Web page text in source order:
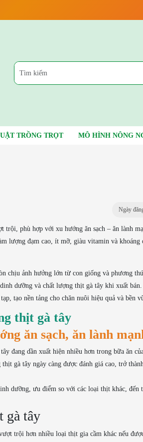
TRỒNG TRỌT MÔ HÌNH NÔNG
Ngày
phù hợp với xu hướng ăn sạch – ăn lành
lượng đạm cao, ít mỡ, giàu vitamin và khoáng
chịu ảnh hưởng lớn từ con giống và phương
dưỡng và chất lượng thịt gà tây khi xuất
tạo nền tảng cho chăn nuôi hiệu quả và bền
thịt gà tây
ăn sạch, ăn lành
đang dần xuất hiện nhiều hơn trong bữa ăn
gà tây ngày càng được đánh giá cao, trở
dưỡng, ưu điểm so với các loại thịt khác, đến
gà tây
trội hơn nhiều loại thịt gia cầm khác nếu